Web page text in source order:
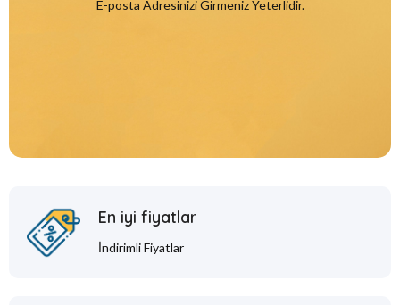
E-posta Adresinizi Girmeniz Yeterlidir.
En iyi fiyatlar
İndirimli Fiyatlar